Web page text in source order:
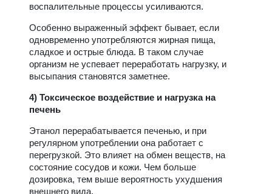
воспалительные процессы усиливаются.
Особенно выраженный эффект бывает, если
одновременно употребляются жирная пища,
сладкое и острые блюда. В таком случае
организм не успевает переработать нагрузку, и
высыпания становятся заметнее.
4) Токсическое воздействие и нагрузка на
печень
Этанол перерабатывается печенью, и при
регулярном употреблении она работает с
перегрузкой. Это влияет на обмен веществ, на
состояние сосудов и кожи. Чем больше
дозировка, тем выше вероятность ухудшения
внешнего вида.